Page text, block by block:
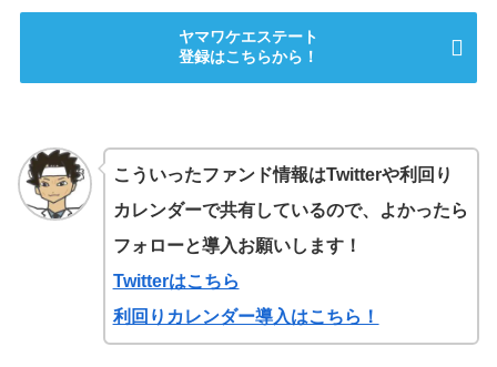
ヤマワケエステート
登録はこちらから！
こういったファンド情報はTwitterや利回り
カレンダーで共有しているので、よかったら
フォローと導入お願いします！
Twitterはこちら
利回りカレンダー導入はこちら！